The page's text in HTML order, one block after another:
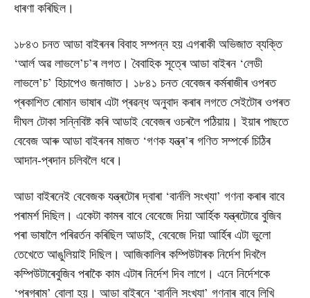
ধাৰণা কৰিছিল।
১৮৪৩ চনত আডা বাইৰনৰ বিবাহ সম্পন্ন হয় এগৰাকী অভিজাত ব্যক্তি
‘আৰ্ল অৱ লাভলে’চ’ৰ লগত। বৈবাহিক সূত্ৰে আডা বাইৰন ‘লেডী
লাভলে’চ’ হিচাপেও জনাজাত। ১৮৪১ চনত বেবেজৰ কৰ্মৰাজীৰ ওপৰত
প্ৰকাশিত ৰোমান ভাষাৰ এটা প্ৰৱন্ধ অনুবাদ কৰাৰ লগতে সেইটোৰ ওপৰত
দীঘল টোকা সন্নিবিষ্ট কৰি আডাই বেবেজৰ ওচৰলৈ পঠিয়ায়। ইয়াৰ পাছতে
বেবেজ আৰু আডা বাইৰনৰ মাজত ‘গণক যন্ত্ৰ’ৰ গণিত সম্পৰ্কে চিঠিৰ
আদান-প্ৰদান চলিবলৈ ধৰে।
আডা বাইৰনেই বেবেজক যন্ত্ৰটোৰ দ্বাৰা ‘বাৰ্নলি সংখ্যা’ গণনা কৰাৰ বাবে
পৰামৰ্শ দিছিল। একেটা কামৰ বাবে বেবেজে দিয়া আৰ্হিক যন্ত্ৰটোৱে বুজিব
পৰা ভাষালৈ পৰিৱৰ্তন কৰিছিল আডাই, বেবেজে দিয়া আৰ্হিৰ এটা ভুলো
তেখেতে আঙুলিয়াই দিছিল। আজিকালিৰ কম্পিউটাৰক নিৰ্দেশ দিবলৈ
কম্পিউটাৰেবুজিব পৰাকৈ কাম এটাৰ নিৰ্দেশ দিব লাগে। এনে নিৰ্দেশকে
‘প্ৰগ্ৰাম’ বোলা হয়। আডা বাইৰনে ‘বাৰ্নলি সংখ্যা’ গণনাৰ বাবে লিখি